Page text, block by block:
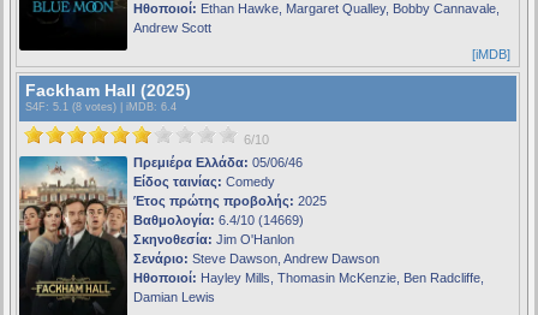
Ηθοποιοί: Ethan Hawke, Margaret Qualley, Bobby Cannavale,
Andrew Scott
[iMDB]
Fackham Hall (2025)
S4F : 5.1 (8 votes) | iMDB: 6.4
6/10
Πρεμιέρα Ελλάδα: 05/06/46
Είδος ταινίας: Comedy
Έτος πρώτης προβολής: 2025
Βαθμολογία: 6.4/10 (14669)
Σκηνοθεσία: Jim O'Hanlon
Σενάριο: Steve Dawson, Andrew Dawson
Ηθοποιοί: Hayley Mills, Thomasin McKenzie, Ben Radcliffe,
Damian Lewis